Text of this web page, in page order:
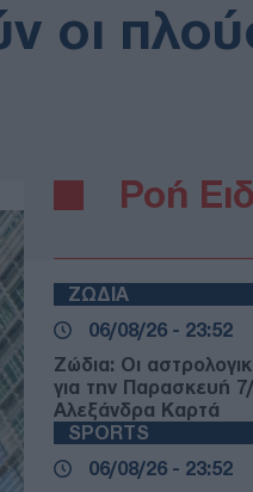
οι
Ροή
ΖΩΔΙΑ
06/08/26 - 23:52
Ζώδια: Οι
για την Παρασκευή
Αλεξάνδρα Καρτά
SPORTS
06/08/26 - 23:52